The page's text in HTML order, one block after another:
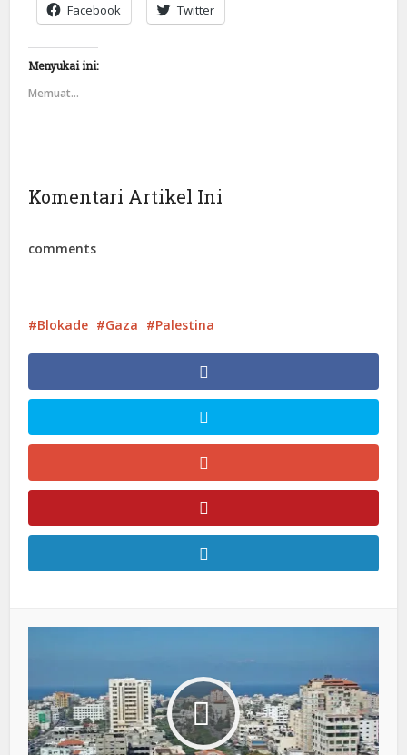
Facebook Twitter
Menyukai ini:
Memuat...
Komentari Artikel Ini
comments
Blokade Gaza Palestina